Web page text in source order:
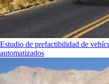
Estudio de prefactibilidad de
automatizados